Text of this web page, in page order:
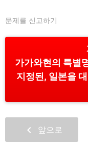
문제를 신고하기
가가와현의 특별
지정된, 일본을
chevron_left 앞으로